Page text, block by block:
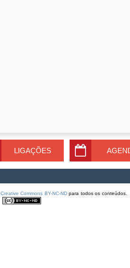
LIGAÇÕES
Creative Commons BY-NC-NDpara todos os conteúdos.